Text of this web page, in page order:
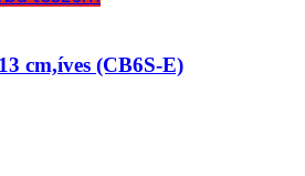
cm,íves (CB6S-E)